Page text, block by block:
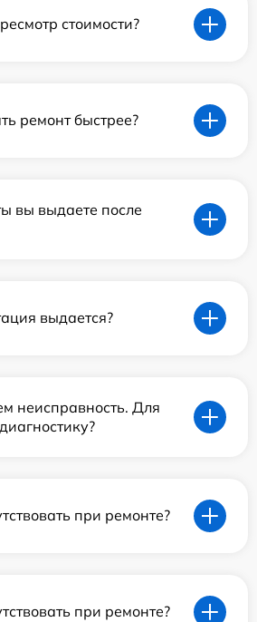
стоимости?
ремонт быстрее?
вы выдаете после
выдается?
неисправность. Для
при ремонте?
при ремонте?